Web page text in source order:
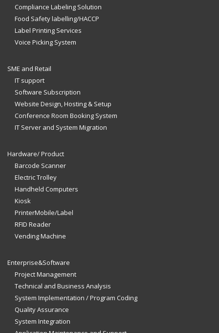
Compliance Labeling Solution
Food Safety labelling/HACCP
Label Printing Services
Voice Picking System
SME and Retail
IT support
Software Subscription
Website Design, Hosting & Setup
Conference Room Booking System
IT Server and System Migration
Hardware/ Product
Barcode Scanner
Electric Trolley
Handheld Computers
Kiosk
PrinterMobile/Label
RFID Reader
Vending Machine
Enterprise&Software
Project Management
Technical and Business Analysis
System Implementation / Program Coding
Quality Assurance
System Integration